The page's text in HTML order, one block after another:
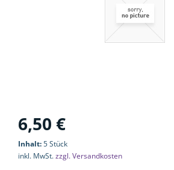
6,50 €
Inhalt:5 Stück
inkl. MwSt.zzgl. Versandkosten